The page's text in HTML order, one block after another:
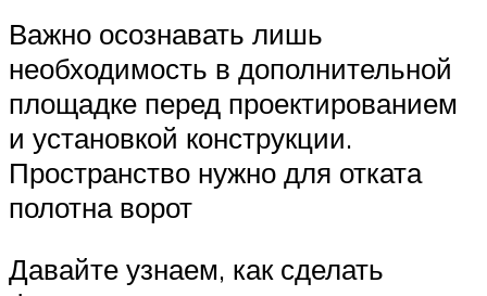
Важно осознавать лишь
необходимость в дополнительной
площадке перед проектированием
и установкой конструкции.
Пространство нужно для отката
полотна ворот
Давайте узнаем, как сделать